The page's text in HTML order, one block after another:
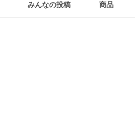
みんなの投稿 商品